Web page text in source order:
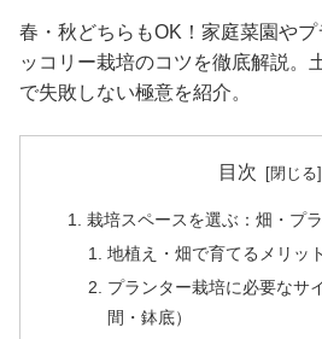
春・秋どちらもOK！家庭菜園や
ッコリー栽培のコツを徹底解説。
で失敗しない極意を紹介。
目次
栽培スペースを選ぶ：畑・プ
地植え・畑で育てるメリッ
プランター栽培に必要なサ
間・鉢底）